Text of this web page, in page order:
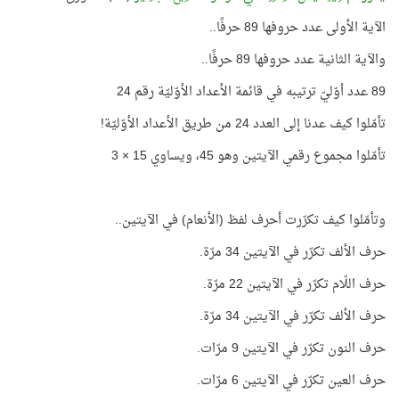
الآية الأولى عدد حروفها 89 حرفًا..
والآية الثانية عدد حروفها 89 حرفًا..
89 عدد أوّليّ ترتيبه في قائمة الأعداد الأوّليّة رقم 24
تأمّلوا كيف عدنا إلى العدد 24 من طريق الأعداد الأوّليّة!
تأمّلوا مجموع رقمي الآيتين وهو 45، ويساوي 15 × 3
وتأمّلوا كيف تكرّرت أحرف لفظ (الأنعام) في الآيتين..
حرف الألف تكرّر في الآيتين 34 مرّة.
حرف اللّام تكرّر في الآيتين 22 مرّة.
حرف الألف تكرّر في الآيتين 34 مرّة.
حرف النون تكرّر في الآيتين 9 مرّات.
حرف العين تكرّر في الآيتين 6 مرّات.